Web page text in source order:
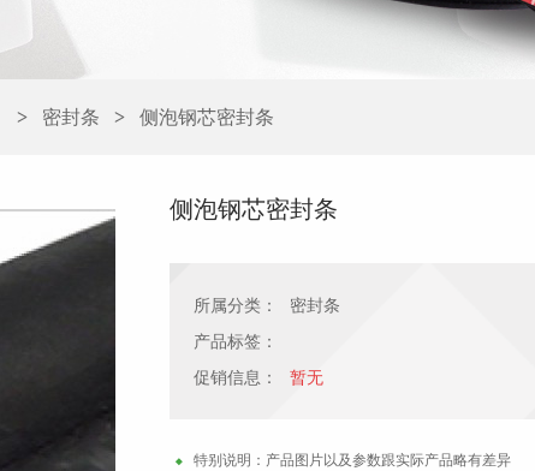
> 密封条 > 侧泡钢芯密封条
侧泡钢芯密封条
所属分类：
密封条
产品标签：
促销信息：
暂无
特别说明：产品图片以及参数跟实际产品略有差异